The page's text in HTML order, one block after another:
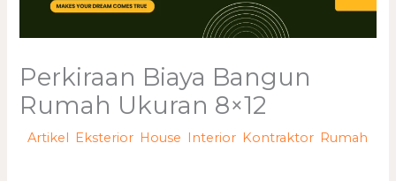
Perkiraan Biaya Bangun
Rumah Ukuran 8×12
/Artikel Eksterior House Interior Kontraktor Rumah